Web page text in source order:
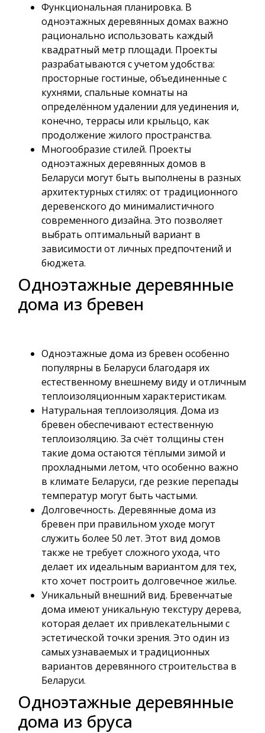
Функциональная планировка. В
одноэтажных деревянных домах важно
рационально использовать каждый
квадратный метр площади. Проекты
разрабатываются с учетом удобства:
просторные гостиные, объединенные с
кухнями, спальные комнаты на
определённом удалении для уединения и,
конечно, террасы или крыльцо, как
продолжение жилого пространства.
Многообразие стилей. Проекты
одноэтажных деревянных домов в
Беларуси могут быть выполнены в разных
архитектурных стилях: от традиционного
деревенского до минималистичного
современного дизайна. Это позволяет
выбрать оптимальный вариант в
зависимости от личных предпочтений и
бюджета.
Одноэтажные деревянные
дома из бревен
Одноэтажные дома из бревен особенно
популярны в Беларуси благодаря их
естественному внешнему виду и отличным
теплоизоляционным характеристикам.
Натуральная теплоизоляция. Дома из
бревен обеспечивают естественную
теплоизоляцию. За счёт толщины стен
такие дома остаются тёплыми зимой и
прохладными летом, что особенно важно
в климате Беларуси, где резкие перепады
температур могут быть частыми.
Долговечность. Деревянные дома из
бревен при правильном уходе могут
служить более 50 лет. Этот вид домов
также не требует сложного ухода, что
делает их идеальным вариантом для тех,
кто хочет построить долговечное жилье.
Уникальный внешний вид. Бревенчатые
дома имеют уникальную текстуру дерева,
которая делает их привлекательными с
эстетической точки зрения. Это один из
самых узнаваемых и традиционных
вариантов деревянного строительства в
Беларуси.
Одноэтажные деревянные
дома из бруса